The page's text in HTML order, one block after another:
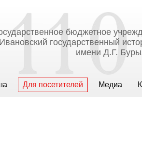
бюджетное
государственный
имени Д.Г.
Для посетителей Медиа